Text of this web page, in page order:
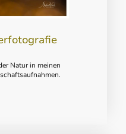
Natur in meinen